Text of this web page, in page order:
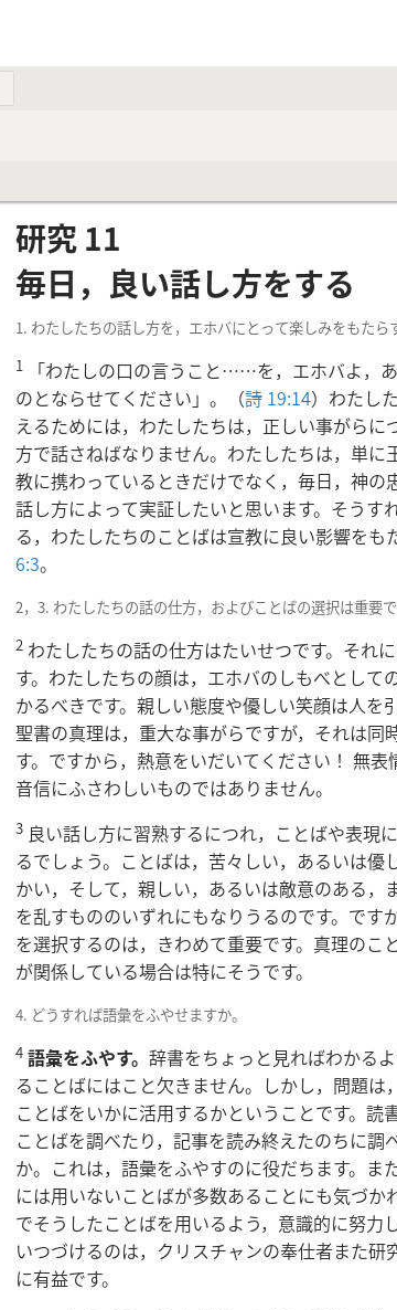
研究 11
毎日，良い話し方をする
1. わたしたちの話し方を，エホバにとって楽しみをもたら
1
「わたしの口の言うこと……を，エホバよ，
のとならせてください」。（詩 19:14）わたし
えるためには，わたしたちは，正しい事がら
方で話さねばなりません。わたしたちは，単に
教に携わっているときだけでなく，毎日，神の
話し方によって実証したいと思います。そうす
る，わたしたちのことばは宣教に良い影響を
6:3。
2，3. わたしたちの話の仕方，およびことばの選択は重要で
2 わたしたちの話の仕方はたいせつです。それ
す。わたしたちの顔は，エホバのしもべとして
かるべきです。親しい態度や優しい笑顔は人を
聖書の真理は，重大な事がらですが，それは同
す。ですから，熱意をいだいてください！ 無
音信にふさわしいものではありません。
3 良い話し方に習熟するにつれ，ことばや表現
るでしょう。ことばは，苦々しい，あるいは優
かい，そして，親しい，あるいは敵意のある，
を乱すもののいずれにもなりうるのです。です
を選択するのは，きわめて重要です。真理のこ
が関係している場合は特にそうです。
4. どうすれば語彙をふやせますか。
4 語彙をふやす。 辞書をちょっと見ればわかる
ることばにはこと欠きません。しかし，問題
ことばをいかに活用するかということです。読
ことばを調べたり，記事を読み終えたのちに調
か。これは，語彙をふやすのに役だちます。ま
には用いないことばが多数あることにも気づか
でそうしたことばを用いるよう，意識的に努力
いつづけるのは，クリスチャンの奉仕者また
に有益です。